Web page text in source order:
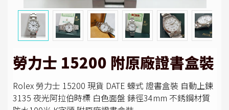
勞力士 15200 附原廠證書盒裝
Rolex 勞力士 15200 現貨 DATE 蠔式 證書盒裝 自動上鍊
3135 夜光阿拉伯時標 白色面盤 錶徑34mm 不銹鋼材質